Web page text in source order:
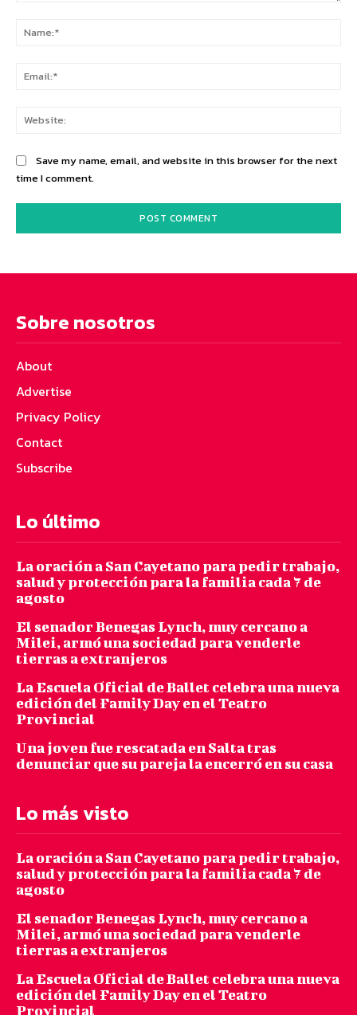
Save my name, email, and website in this browser for the next
time I comment.
Sobre nosotros
About
Advertise
Privacy Policy
Contact
Subscribe
Lo último
La oración a San Cayetano para pedir trabajo,
salud y protección para la familia cada 7 de
agosto
El senador Benegas Lynch, muy cercano a
Milei, armó una sociedad para venderle
tierras a extranjeros
La Escuela Oficial de Ballet celebra una nueva
edición del Family Day en el Teatro
Provincial
Una joven fue rescatada en Salta tras
denunciar que su pareja la encerró en su casa
Lo más visto
La oración a San Cayetano para pedir trabajo,
salud y protección para la familia cada 7 de
agosto
El senador Benegas Lynch, muy cercano a
Milei, armó una sociedad para venderle
tierras a extranjeros
La Escuela Oficial de Ballet celebra una nueva
edición del Family Day en el Teatro
Provincial